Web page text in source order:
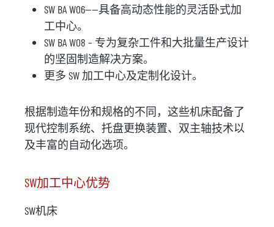
SW BA W06——具备高动态性能的灵活卧式加
工中心。
SW BA W08 – 专为复杂工件和大批量生产设计
的坚固制造解决方案。
更多 SW 加工中心及定制化设计。
根据制造年份和规格的不同，这些机床配备了
现代控制系统、托盘更换装置、双主轴技术以
及丰富的自动化选项。
SW加工中心优势
SW机床